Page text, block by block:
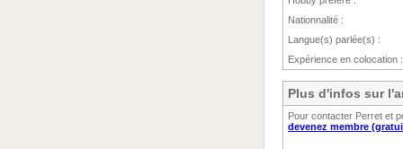
Nationnalité :
Langue(s) parlée(s) :
Expérience en colocation :
Plus d'infos sur
Pour contacter Perret et
devenez membre